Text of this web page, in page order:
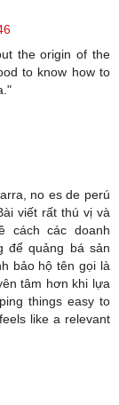
the origin of the
to know how to
no es de perú
viết rất thú vị và
cách các doanh
để quảng bá sản
bảo hộ tên gọi là
tâm hơn khi lựa
things easy to
feels like a relevant